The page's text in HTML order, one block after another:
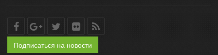
Подписаться на новости